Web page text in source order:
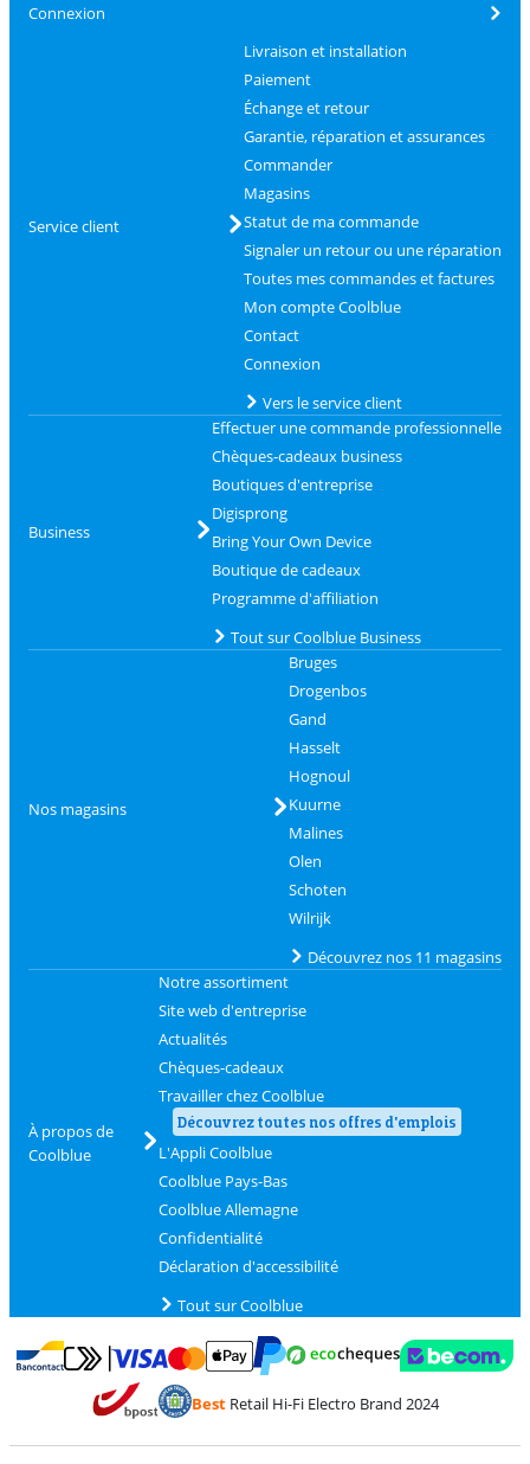
Connexion
Service client
Livraison et installation
Paiement
Échange et retour
Garantie, réparation et assurances
Commander
Magasins
Statut de ma commande
Signaler un retour ou une réparation
Toutes mes commandes et factures
Mon compte Coolblue
Contact
Connexion
Vers le service client
Business
Effectuer une commande professionnelle
Chèques-cadeaux business
Boutiques d'entreprise
Digisprong
Bring Your Own Device
Boutique de cadeaux
Programme d'affiliation
Tout sur Coolblue Business
Nos magasins
Bruges
Drogenbos
Gand
Hasselt
Hognoul
Kuurne
Malines
Olen
Schoten
Wilrijk
Découvrez nos 11 magasins
À propos de
Coolblue
Notre assortiment
Site web d'entreprise
Actualités
Chèques-cadeaux
Travailler chez Coolblue
Découvrez toutes nos offres d'emplois
L'Appli Coolblue
Coolblue Pays-Bas
Coolblue Allemagne
Confidentialité
Déclaration d'accessibilité
Tout sur Coolblue
Payer avec Bancontact
Payer avec MasterCard et Visa via ClickToPay
BestRetail Hi-Fi Electro Brand 2024